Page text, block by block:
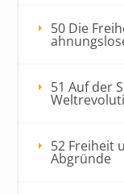
50 Die
51 Auf der
52 Freiheit
Abgründe